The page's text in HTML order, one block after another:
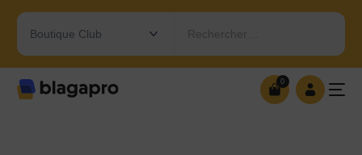
Rechercher…
0